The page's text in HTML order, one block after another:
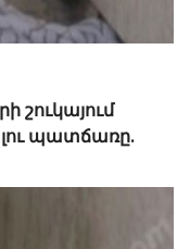
շուկայում
պատճառը.